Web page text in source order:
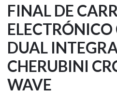
FINAL DE
DUAL
CHERUBINI
WAVE